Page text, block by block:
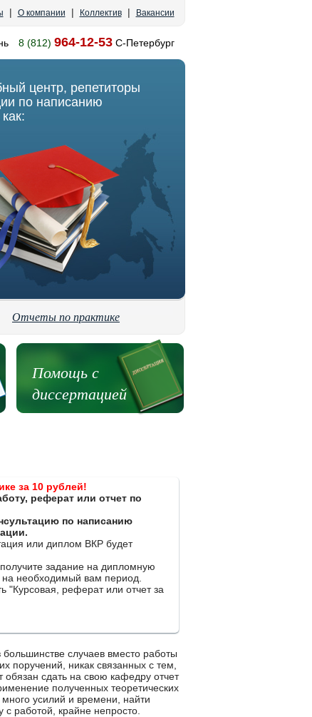
| О компании | Коллектив| Вакансии
8 (812) 964-12-53С-Петербург
центр, репетиторы
по написанию
Отчеты по практике
Помощь с
диссертацией
за 10 рублей!
реферат или отчет по
по написанию
или диплом ВКР будет
задание на дипломную
необходимый вам период.
"Курсовая, реферат или отчет за
случаев вместо работы
поручений, никак связанных с тем,
сдать на свою кафедру отчет
полученных теоретических
много усилий и времени, найти
работой, крайне непросто.